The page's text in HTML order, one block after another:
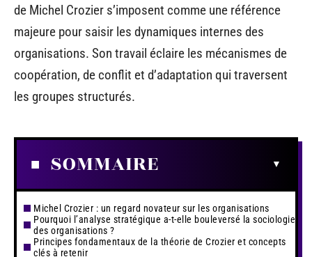
de Michel Crozier s’imposent comme une référence
majeure pour saisir les dynamiques internes des
organisations. Son travail éclaire les mécanismes de
coopération, de conflit et d’adaptation qui traversent
les groupes structurés.
SOMMAIRE
Michel Crozier : un regard novateur sur les organisations
Pourquoi l’analyse stratégique a-t-elle bouleversé la sociologie
des organisations ?
Principes fondamentaux de la théorie de Crozier et concepts
clés à retenir